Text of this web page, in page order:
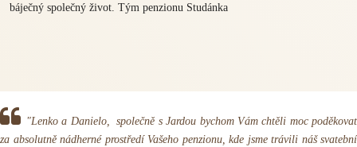
báječný společný život. Tým penzionu Studánka
"Lenko a Danielo, společně s Jardou bychom Vám chtěli moc poděkovat
za absolutně nádherné prostředí Vašeho penzionu, kde jsme trávili náš svatební